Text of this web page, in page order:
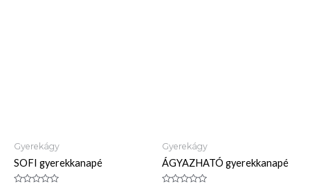
Gyerekágy
SOFI gyerekkanapé
Gyerekágy
ÁGYAZHATÓ gyerekkanapé